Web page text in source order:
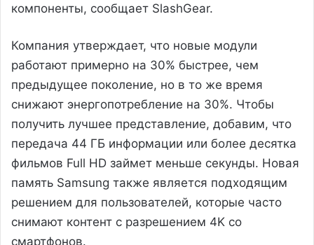
компоненты, сообщает SlashGear.
Компания утверждает, что новые модули
работают примерно на 30% быстрее, чем
предыдущее поколение, но в то же время
снижают энергопотребление на 30%. Чтобы
получить лучшее представление, добавим, что
передача 44 ГБ информации или более десятка
фильмов Full HD займет меньше секунды. Новая
память Samsung также является подходящим
решением для пользователей, которые часто
снимают контент с разрешением 4K со
смартфонов.